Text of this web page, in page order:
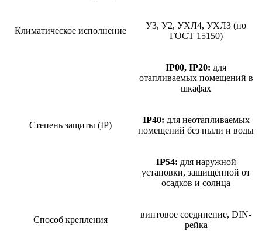
Климатическое исполнение
У3, У2, УХЛ4, УХЛ3 (по
ГОСТ 15150)
Степень защиты (IP)
IP00, IP20: для
отапливаемых помещений в
шкафах
IP40: для неотапливаемых
помещений без пыли и воды
IP54: для наружной
установки, защищённой от
осадков и солнца
Способ крепления
винтовое соединение, DIN-
рейка